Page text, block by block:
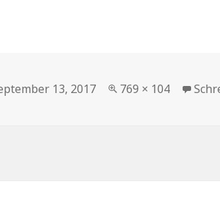
13, 2017
Volle
769 × 104